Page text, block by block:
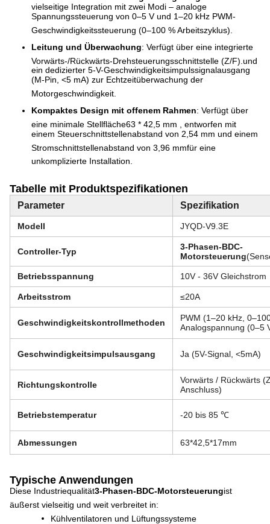
vielseitige Integration mit zwei Modi – analoge
Spannungssteuerung von 0–5 V und 1–20 kHz PWM-
Geschwindigkeitssteuerung (0–100 % Arbeitszyklus)
Leitung und Überwachung: Verfügt über eine integrierte
Vorwärts-/Rückwärts-Drehsteuerungsschnittstelle (Z/F). und
ein dedizierter 5-V-Geschwindigkeitsimpulssignalausgang
(M-Pin, <5 mA) zur Echtzeitüberwachung der
Motorgeschwindigkeit
Kompaktes Design mit offenem Rahmen: Verfügt über
eine minimale Stellfläche63 * 42,5 mm
, entworfen mit
einem Steuerschnittstellenabstand von 2,54 mm und einem
Stromschnittstellenabstand von 3,96 mmfür eine
unkomplizierte Installation
Tabelle mit Produktspezifikationen
Parameter Spezifikation
Modell JYQD-V9.3E
Controller-Typ
3-Phasen-BDC-
Motorsteuerung
Betriebsspannung 10V - 36V Gleichstrom
Arbeitsstrom ≤20A
Geschwindigkeitskontrollmethoden
PWM (1–20 kHz,
Analogspannung (0–5
Geschwindigkeitsimpulsausgang Ja (5V-Signal, <5mA)
Richtungskontrolle
Vorwärts / Rückwärts
Anschluss)
Betriebstemperatur -20 bis 85 ℃
Abmessungen 63*42,5*17mm
Typische Anwendungen
Diese Industriequalität3-Phasen-BDC-Motorsteuerungist
äußerst vielseitig und weit verbreitet in:
Kühlventilatoren und Lüftungssysteme